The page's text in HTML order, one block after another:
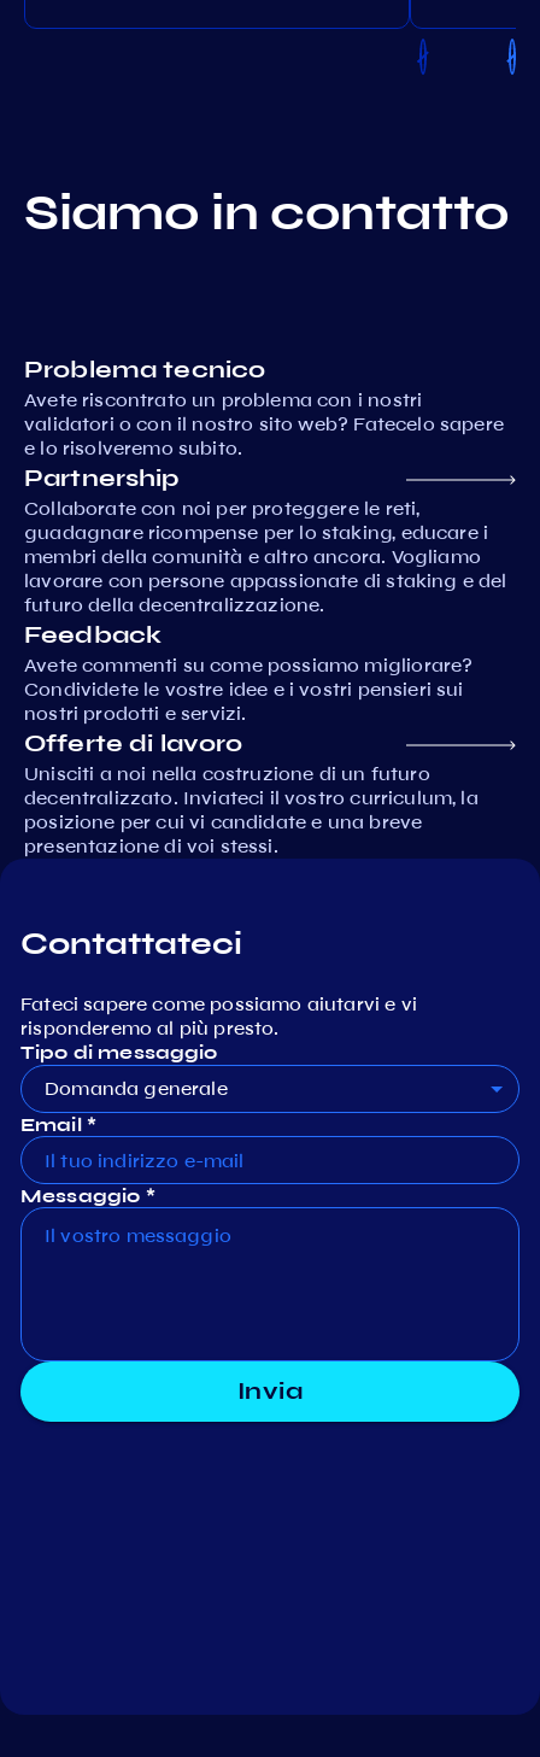
Siamo in contatto
Problema tecnico
Avete riscontrato un problema con i nostri
validatori o con il nostro sito web? Fatecelo sapere
e lo risolveremo subito.
Partnership
Collaborate con noi per proteggere le reti,
guadagnare ricompense per lo staking, educare i
membri della comunità e altro ancora. Vogliamo
lavorare con persone appassionate di staking e del
futuro della decentralizzazione.
Feedback
Avete commenti su come possiamo migliorare?
Condividete le vostre idee e i vostri pensieri sui
nostri prodotti e servizi.
Offerte di lavoro
Unisciti a noi nella costruzione di un futuro
decentralizzato. Inviateci il vostro curriculum, la
posizione per cui vi candidate e una breve
presentazione di voi stessi.
Contattateci
Fateci sapere come possiamo aiutarvi e vi
risponderemo al più presto.
Tipo di messaggio
Domanda generale
Email *
Messaggio *
Invia